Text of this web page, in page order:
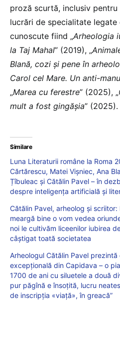
proză scurtă, inclusiv
lucrări de specialitate legate
cunoscute fiind „Arheologia
la Taj Mahal” (2019), „
Blană, cozi și pene în
Carol cel Mare. Un anti-
„Marea cu ferestre” (2025), „
mult a fost gingășia” (2025).
Similare
Luna Literaturii române la Roma
Cărtărescu, Matei Vișniec, Ana
Țîbuleac și Cătălin Pavel – în
despre inteligența artificială și
Cătălin Pavel, arheolog și
meargă bine o vom vedea
noi le cultivăm liceenilor iubirea
câștigat toată societatea
Arheologul Cătălin Pavel
excepțională din Capidava – o
1700 de ani cu siluetele a două
pur păgînă e însoțită, lucru
de inscripția «viață», în greacă”